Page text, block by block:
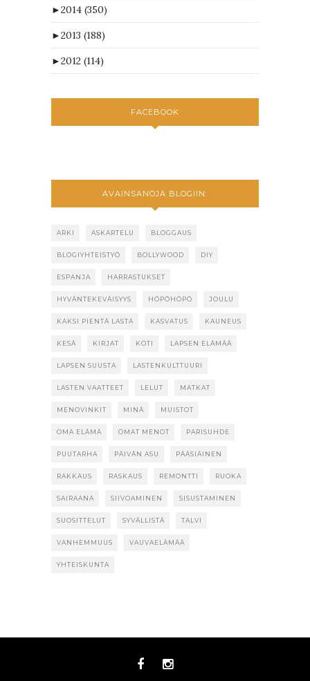
►2014 (350)
►2013 (188)
►2012 (114)
FACEBOOK
AVAINSANOJA BLOGIIN:
ARKI ASKARTELU BLOGGAUS
BLOGIYHTEISTYÖ BOLLYWOOD DIY
ESPANJA HARRASTUKSET
HYVÄNTEKEVÄISYYS HÖPÖHÖPÖ JOULU
KAKSI PIENTÄ LASTA KASVATUS KAUNEUS
KESÄ KIRJAT KOTI LAPSEN ELÄMÄÄ
LAPSEN SUUSTA LASTENKULTTUURI
LASTEN VAATTEET LELUT MATKAT
MENOVINKIT MINÄ MUISTOT
OMA ELÄMÄ OMAT MENOT PARISUHDE
PUUTARHA PÄIVÄN ASU PÄÄSIÄINEN
RAKKAUS RASKAUS REMONTTI RUOKA
SAIRAANA SIIVOAMINEN SISUSTAMINEN
SUOSITTELUT SYVÄLLISTÄ TALVI
VANHEMMUUS VAUVAELÄMÄÄ
YHTEISKUNTA